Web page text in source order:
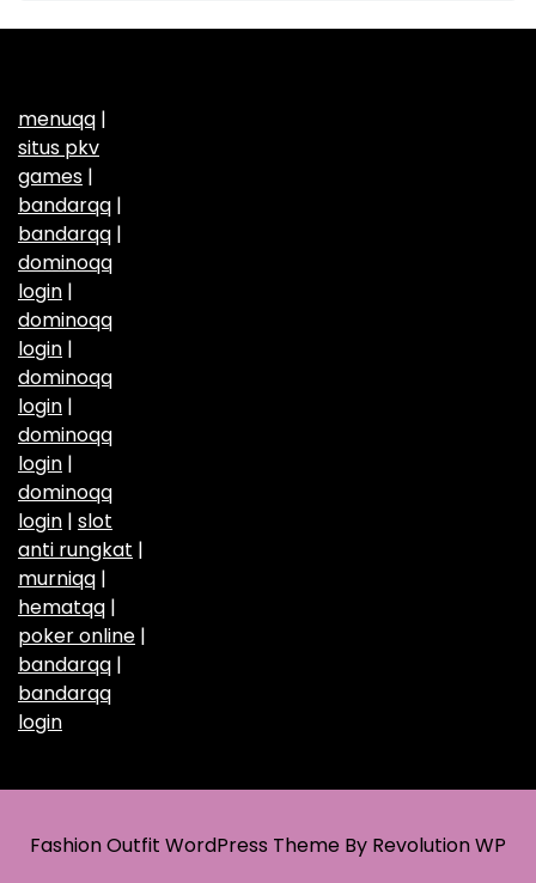
menuqq |
situs pkv
games |
bandarqq |
bandarqq |
dominoqq
login |
dominoqq
login |
dominoqq
login |
dominoqq
login |
dominoqq
login | slot
anti rungkat |
murniqq |
hematqq |
poker online |
bandarqq |
bandarqq
login
Fashion Outfit WordPress Theme By Revolution WP